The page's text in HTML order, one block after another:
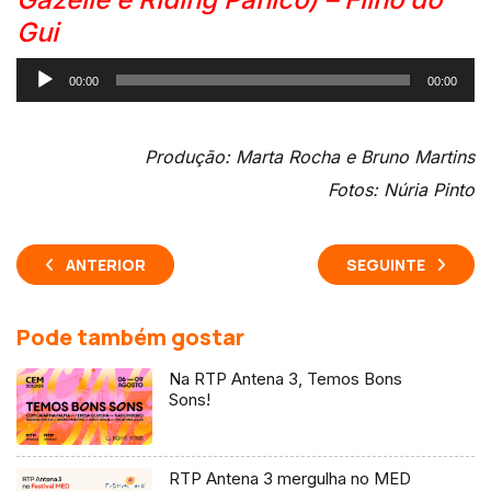
Gui
Reprodutor
de
00:00 00:00
Produção: Marta Rocha e Bruno Martins
Fotos: Núria Pinto
ANTERIOR SEGUINTE
Pode também gostar
Na RTP Antena 3, Temos Bons
Sons!
RTP Antena 3 mergulha no MED